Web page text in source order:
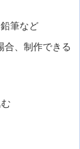
筆など
合、制作できる